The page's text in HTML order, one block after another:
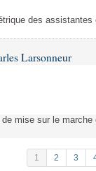
des
Larsonneur
mise sur le
1 2 3